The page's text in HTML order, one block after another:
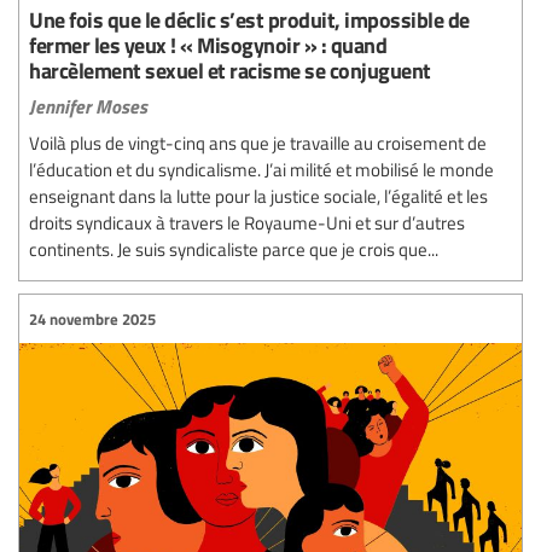
Une fois que le déclic s’est produit, impossible de
fermer les yeux ! « Misogynoir » : quand
harcèlement sexuel et racisme se conjuguent
Jennifer Moses
Voilà plus de vingt-cinq ans que je travaille au croisement de
l’éducation et du syndicalisme. J’ai milité et mobilisé le monde
enseignant dans la lutte pour la justice sociale, l’égalité et les
droits syndicaux à travers le Royaume-Uni et sur d’autres
continents. Je suis syndicaliste parce que je crois que...
24 novembre 2025